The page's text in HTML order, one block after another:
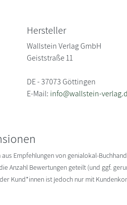
Hersteller
Wallstein Verlag GmbH
Geiststraße 11
DE - 37073 Göttingen
E-Mail: info@wallstein-
Empfehlungen von genialokal-
Anzahl Bewertungen geteilt (und ggf.
Kund*innen ist jedoch nur mit